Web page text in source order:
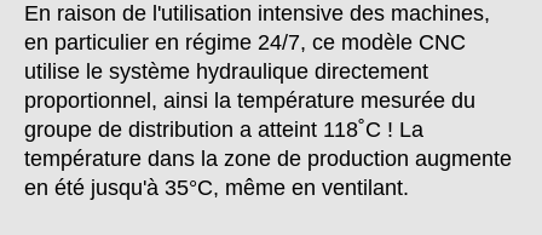
En raison de l'utilisation intensive des machines,
en particulier en régime 24/7, ce modèle CNC
utilise le système hydraulique directement
proportionnel, ainsi la température mesurée du
groupe de distribution a atteint 118˚C ! La
température dans la zone de production augmente
en été jusqu'à 35°C, même en ventilant.